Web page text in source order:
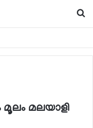
മലയാളി